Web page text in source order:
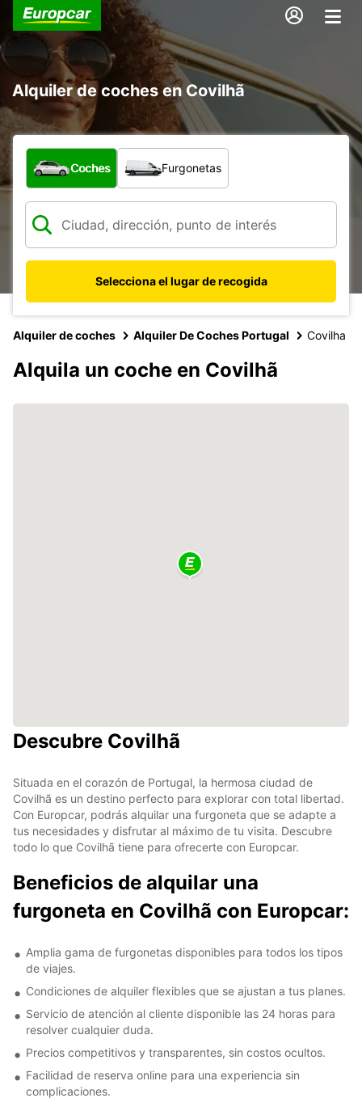
Alquiler de coches en Covilhã
¿Qué tipo de vehículo?
Coches Furgonetas
Selecciona el lugar de recogida
Alquiler de coches Alquiler De Coches Portugal Covilha
Alquila un coche en Covilhã
Descubre Covilhã
Situada en el corazón de Portugal, la hermosa ciudad de
Covilhã es un destino perfecto para explorar con total libertad.
Con Europcar, podrás alquilar una furgoneta que se adapte a
tus necesidades y disfrutar al máximo de tu visita. Descubre
todo lo que Covilhã tiene para ofrecerte con Europcar.
Beneficios de alquilar una
furgoneta en Covilhã con Europcar:
Amplia gama de furgonetas disponibles para todos los tipos
de viajes.
Condiciones de alquiler flexibles que se ajustan a tus planes.
Servicio de atención al cliente disponible las 24 horas para
resolver cualquier duda.
Precios competitivos y transparentes, sin costos ocultos.
Facilidad de reserva online para una experiencia sin
complicaciones.